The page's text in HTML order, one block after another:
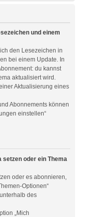
und einem
den Lesezeichen in
bei einem Update. In
du kannst
aktualisiert wird.
Aktualisierung eines
Abonnements können
einstellen“
setzen oder ein Thema
oder es abonnieren,
Optionen“
des
„Mich